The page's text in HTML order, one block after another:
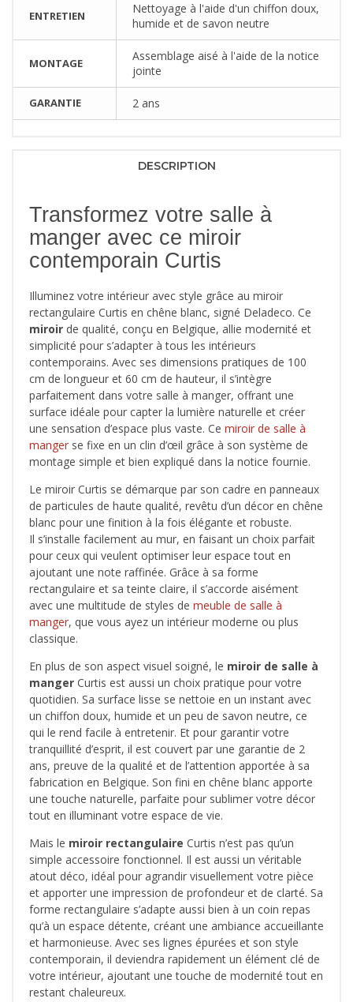
ENTRETIEN
Nettoyage à l'aide d'un chiffon doux,
humide et de savon neutre
MONTAGE
Assemblage aisé à l'aide de la notice
jointe
GARANTIE 2 ans
DESCRIPTION
Transformez votre salle à
manger avec ce miroir
contemporain Curtis
Illuminez votre intérieur avec style grâce au miroir
rectangulaire Curtis en chêne blanc, signé Deladeco. Ce
miroir de qualité, conçu en Belgique, allie modernité et
simplicité pour s’adapter à tous les intérieurs
contemporains. Avec ses dimensions pratiques de 100
cm de longueur et 60 cm de hauteur, il s’intègre
parfaitement dans votre salle à manger, offrant une
surface idéale pour capter la lumière naturelle et créer
une sensation d’espace plus vaste. Ce miroir de salle à
manger se fixe en un clin d’œil grâce à son système de
montage simple et bien expliqué dans la notice fournie.
Le miroir Curtis se démarque par son cadre en panneaux
de particules de haute qualité, revêtu d’un décor en chêne
blanc pour une finition à la fois élégante et robuste.
Il s’installe facilement au mur, en faisant un choix parfait
pour ceux qui veulent optimiser leur espace tout en
ajoutant une note raffinée. Grâce à sa forme
rectangulaire et sa teinte claire, il s’accorde aisément
avec une multitude de styles de meuble de salle à
manger, que vous ayez un intérieur moderne ou plus
classique.
En plus de son aspect visuel soigné, le miroir de salle à
manger Curtis est aussi un choix pratique pour votre
quotidien. Sa surface lisse se nettoie en un instant avec
un chiffon doux, humide et un peu de savon neutre, ce
qui le rend facile à entretenir. Et pour garantir votre
tranquillité d’esprit, il est couvert par une garantie de 2
ans, preuve de la qualité et de l’attention apportée à sa
fabrication en Belgique. Son fini en chêne blanc apporte
une touche naturelle, parfaite pour sublimer votre décor
tout en illuminant votre espace de vie.
Mais le miroir rectangulaire Curtis n’est pas qu’un
simple accessoire fonctionnel. Il est aussi un véritable
atout déco, idéal pour agrandir visuellement votre pièce
et apporter une impression de profondeur et de clarté. Sa
forme rectangulaire s’adapte aussi bien à un coin repas
qu’à un espace détente, créant une ambiance accueillante
et harmonieuse. Avec ses lignes épurées et son style
contemporain, il deviendra rapidement un élément clé de
votre intérieur, ajoutant une touche de modernité tout en
restant chaleureux.